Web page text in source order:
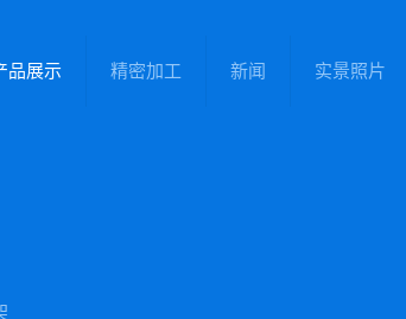
品展示 精密加工 新闻 实景照片